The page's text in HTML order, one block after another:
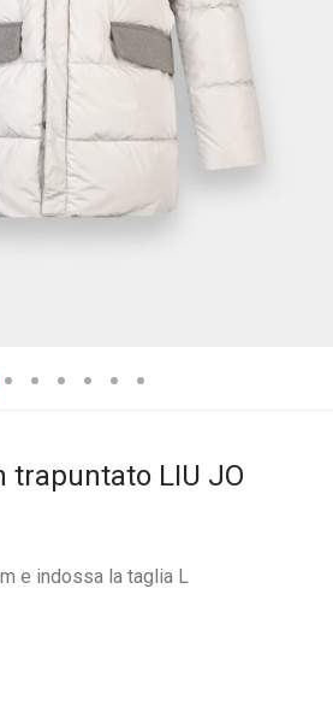
trapuntato LIU JO
e indossa la taglia L